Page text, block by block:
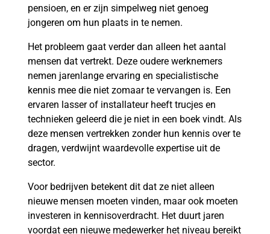
pensioen, en er zijn simpelweg niet genoeg
jongeren om hun plaats in te nemen.
Het probleem gaat verder dan alleen het aantal
mensen dat vertrekt. Deze oudere werknemers
nemen jarenlange ervaring en specialistische
kennis mee die niet zomaar te vervangen is. Een
ervaren lasser of installateur heeft trucjes en
technieken geleerd die je niet in een boek vindt. Als
deze mensen vertrekken zonder hun kennis over te
dragen, verdwijnt waardevolle expertise uit de
sector.
Voor bedrijven betekent dit dat ze niet alleen
nieuwe mensen moeten vinden, maar ook moeten
investeren in kennisoverdracht. Het duurt jaren
voordat een nieuwe medewerker het niveau bereikt